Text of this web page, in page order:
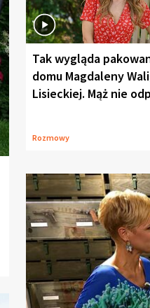
Tak wygląda
domu Magdaleny
Lisieckiej. Mąż nie
Rozmowy